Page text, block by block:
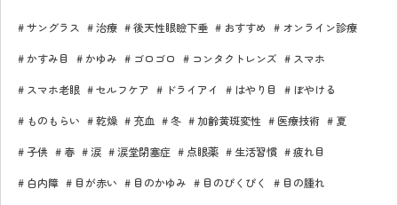
サングラス 治療 後天性眼瞼下垂 おすすめ オンライン診療
かすみ目 かゆみ ゴロゴロ コンタクトレンズ スマホ
スマホ老眼 セルフケア ドライアイ はやり目 ぼやける
ものもらい 乾燥 充血 冬 加齢黄斑変性 医療技術 夏
子供 春 涙 涙堂閉塞症 点眼薬 生活習慣 疲れ目
白内障 目が赤い 目のかゆみ 目のぴくぴく 目の腫れ